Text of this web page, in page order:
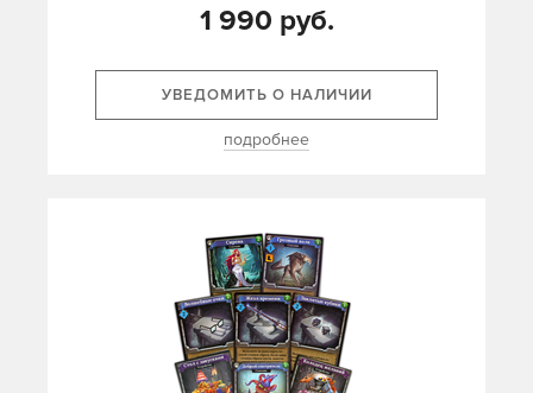
1 990 руб.
УВЕДОМИТЬ О НАЛИЧИИ
подробнее